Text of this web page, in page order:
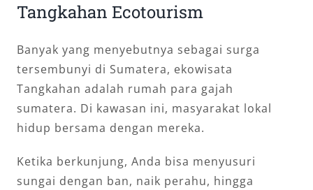
Tangkahan Ecotourism
Banyak yang menyebutnya sebagai surga
tersembunyi di Sumatera, ekowisata
Tangkahan adalah rumah para gajah
sumatera. Di kawasan ini, masyarakat lokal
hidup bersama dengan mereka.
Ketika berkunjung, Anda bisa menyusuri
sungai dengan ban, naik perahu, hingga